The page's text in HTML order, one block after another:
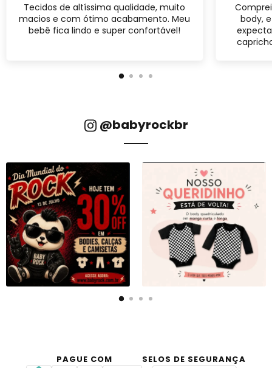
Tecidos de altíssima qualidade, muito
macios e com ótimo acabamento. Meu
bebê fica lindo e super confortável!
body,
@babyrockbr
PAGUE COM SELOS DE SEGURANÇA